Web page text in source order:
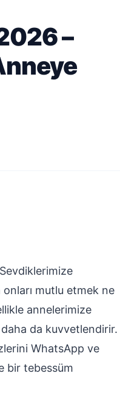
–
mutlu etmek ne
annelerimize
da kuvvetlendirir.
WhatsApp ve
bir tebessüm